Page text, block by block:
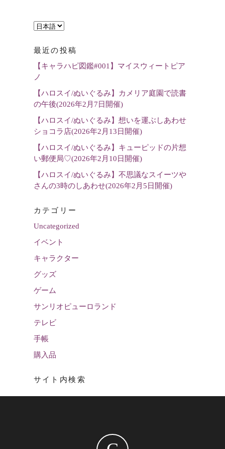
言
を
選
最近の投稿
【キャラハピ図鑑#001】マイスウィートピア
ノ
【ハロスイ/ぬいぐるみ】カメリア庭園で読書
の午後(2026年2月7日開催)
【ハロスイ/ぬいぐるみ】想いを運ぶしあわせ
ショコラ店(2026年2月13日開催)
【ハロスイ/ぬいぐるみ】キューピッドの片想
い郵便局♡(2026年2月10日開催)
【ハロスイ/ぬいぐるみ】不思議なスイーツや
さんの3時のしあわせ(2026年2月5日開催)
カテゴリー
Uncategorized
イベント
キャラクター
グッズ
ゲーム
サンリオピューロランド
テレビ
手帳
購入品
サイト内検索